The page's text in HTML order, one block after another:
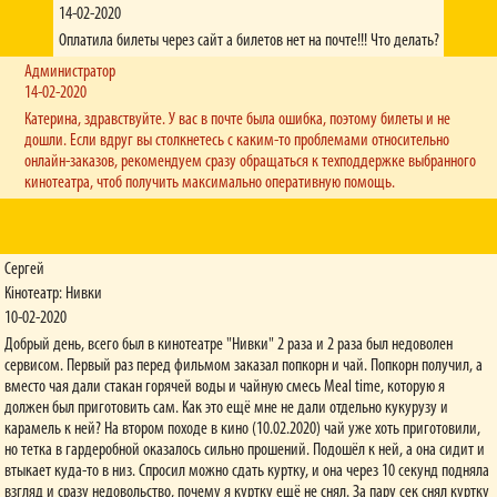
Ми використовуємо віртуальну накопичувальну картку. Реєструйтеся на нашому сайті
(обов'язково підтвердіть реєстрацію за допомогою лінку, що надійде вам на
електронну пошту), після чого отримайте особисту картку. Вона відображається у
вашому Особистому кабінеті (штрихкод та цифри). Ви можете надати цей штрихкод
нашим касирам для сканування, якщо вирішили придбати квитки на касі, або ж
завершення оплати. Важливо: для того, щоб отримати бали за онлайн-замовлення,
необхідно спочатку увійти до Особистого кабінету.
У мене проблеми з зором – я ношу окуляри. Чи можу я подивитися 3D-
фільм?
Чи демонструються у вашій мережі стрічки російською мовою?
Фільми, оригінальна мова яких – російська, демонструються з українськими
субтитрами мовою оригіналу. Решта стрічок дубльована українською мовою.
Хочу подивитися фільм із 12-річною дитиною, проте вказано вікове
обмеження «16 років». Нас не пустять до зали?
До зали Вас пустять. У випадку недотримання рекомендацій за віковими
обмеженнями, уся відповідальність з кінотеатру перекладається на батьків.
Чи несе відвідувач якусь відповідальність за зламані 3D-окуляри?
У випадку пошкодження 3D-окулярів, клієнт зобов’язаний відшкодувати кінотеатру їх
14-02-2020
Оплатила билеты через сайт а билетов нет на почте!!! Что делать?
Администратор
14-02-2020
Катерина, здравствуйте. У вас в почте была ошибка, поэтому билеты и не
дошли. Если вдруг вы столкнетесь с каким-то проблемами относительно
онлайн-заказов, рекомендуем сразу обращаться к техподдержке выбранного
кинотеатра, чтоб получить максимально оперативную помощь.
Сергей
Кінотеатр: Нивки
10-02-2020
Добрый день, всего был в кинотеатре "Нивки" 2 раза и 2 раза был недоволен
сервисом. Первый раз перед фильмом заказал попкорн и чай. Попкорн получил, а
вместо чая дали стакан горячей воды и чайную смесь Meal time, которую я
должен был приготовить сам. Как это ещё мне не дали отдельно кукурузу и
карамель к ней? На втором походе в кино (10.02.2020) чай уже хоть приготовили,
но тетка в гардеробной оказалось сильно прошений. Подошёл к ней, а она сидит и
втыкает куда-то в низ. Спросил можно сдать куртку, и она через 10 секунд подняла
взгляд и сразу недовольство, почему я куртку ещё не снял. За пару сек снял куртку